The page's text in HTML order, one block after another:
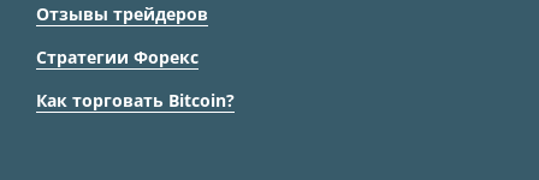
Отзывы трейдеров
Стратегии Форекс
Как торговать Bitcoin?